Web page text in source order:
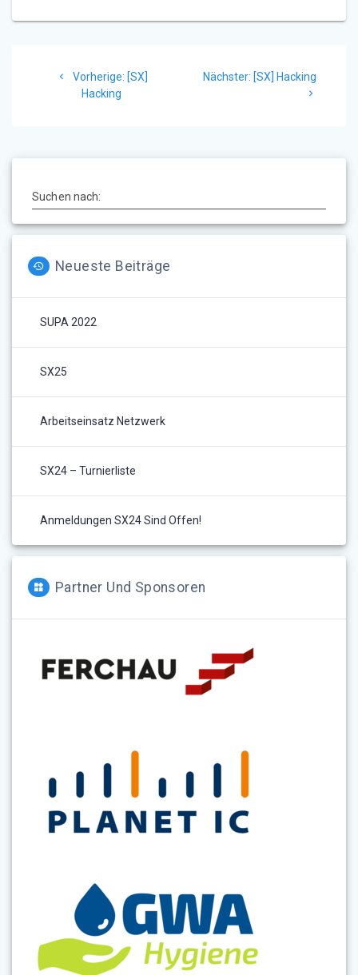
Vorherige: Vorheriger
[SX]
Hacking
Nächster: Nächster
[SX] Hacking
Suchen nach:
Neueste Beiträge
SUPA 2022
SX25
Arbeitseinsatz Netzwerk
SX24 – Turnierliste
Anmeldungen SX24 Sind Offen!
Partner Und Sponsoren